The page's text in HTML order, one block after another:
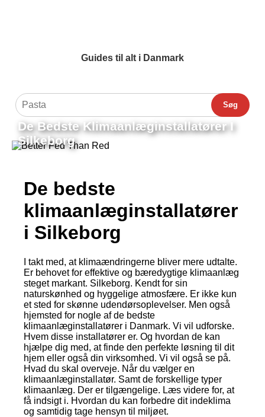
Guides til alt i Danmark
Søg
De Bedste Klimaanlæginstallatører I
Silkeborg
De bedste
klimaanlæginstallatører
i Silkeborg
I takt med, at klimaændringerne bliver mere udtalte.
Er behovet for effektive og bæredygtige klimaanlæg
steget markant. Silkeborg. Kendt for sin
naturskønhed og hyggelige atmosfære. Er ikke kun
et sted for skønne udendørsoplevelser. Men også
hjemsted for nogle af de bedste
klimaanlæginstallatører i Danmark. Vi vil udforske.
Hvem disse installatører er. Og hvordan de kan
hjælpe dig med, at finde den perfekte løsning til dit
hjem eller også din virksomhed. Vi vil også se på.
Hvad du skal overveje. Når du vælger en
klimaanlæginstallatør. Samt de forskellige typer
klimaanlæg. Der er tilgængelige. Læs videre for, at
få indsigt i. Hvordan du kan forbedre dit indeklima
og samtidig tage hensyn til miljøet.